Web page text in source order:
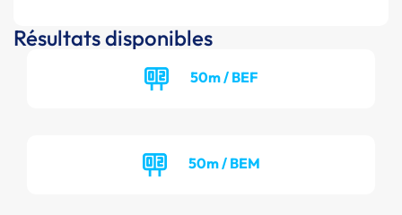
Résultats disponibles
50m / BEF
50m / BEM